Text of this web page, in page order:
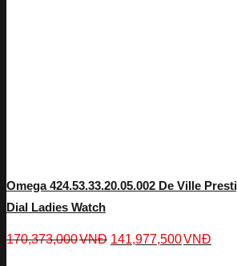
Omega 424.53.33.20.05.002 De Ville
Dial Ladies Watch
170,373,000VNĐ 141,977,500VNĐ